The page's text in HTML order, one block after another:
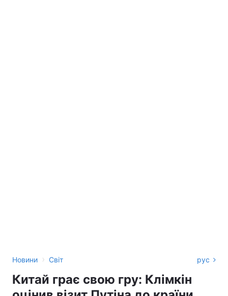
Новини › Світ рус
Китай грає свою гру: Клімкін